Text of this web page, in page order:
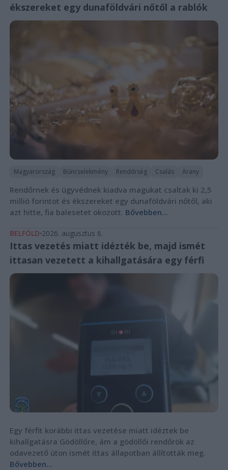
ékszereket egy dunaföldvári nőtől a rablók
Magyarország Bűncselekmény Rendőrség Csalás Arany
Rendőrnek és ügyvédnek kiadva magukat csaltak ki 2,5
millió forintot és ékszereket egy dunaföldvári nőtől, aki
azt hitte, fia balesetet okozott. Bővebben...
BELFÖLD 2026. augusztus 6.
Ittas vezetés miatt idézték be, majd ismét
ittasan vezetett a kihallgatására egy férfi
Egy férfit korábbi ittas vezetése miatt idéztek be
kihallgatásra Gödöllőre, ám a gödöllői rendőrök az
odavezető úton ismét ittas állapotban állították meg.
Bővebben...